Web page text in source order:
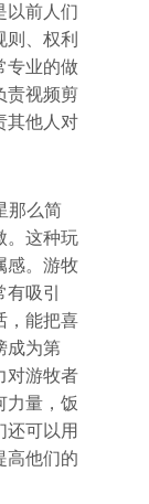
以前人们
则、权利
专业的做
责视频剪
其他人对
那么简
。这种玩
感。游牧
有吸引
，能把喜
成为第
对游牧者
力量，饭
还可以用
高他们的